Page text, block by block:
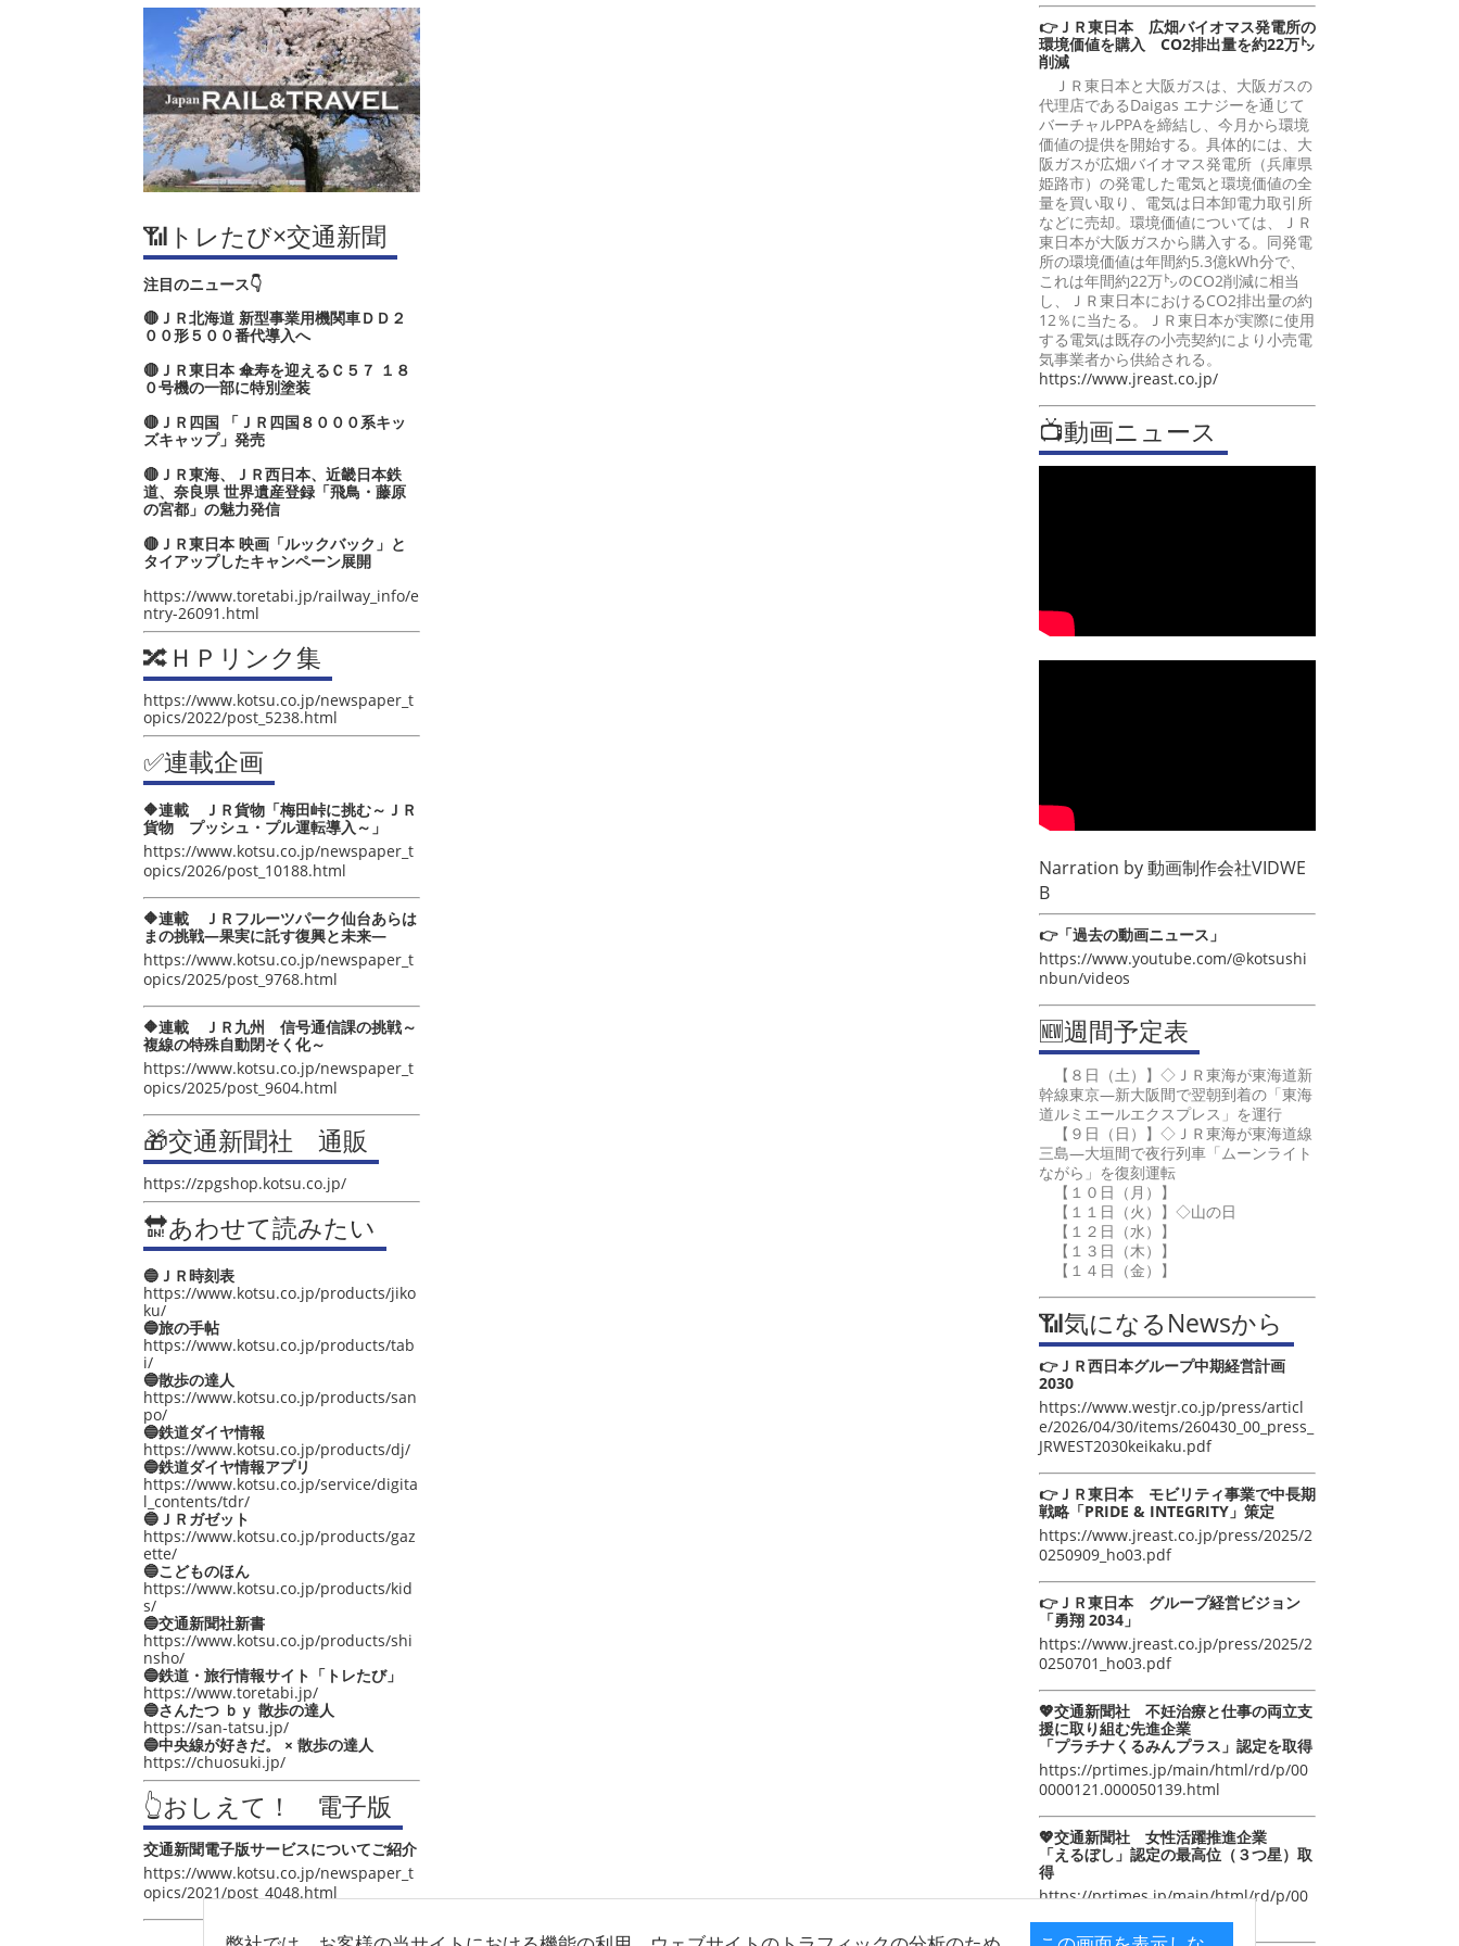
📶トレたび×交通新聞
注目のニュース👇
🔴ＪＲ北海道 新型事業用機関車ＤＤ２
００形５００番代導入へ
🔴ＪＲ東日本 傘寿を迎えるＣ５７ １８
０号機の一部に特別塗装
🔴ＪＲ四国 「ＪＲ四国８０００系キッ
ズキャップ」発売
🔴ＪＲ東海、ＪＲ西日本、近畿日本鉄
道、奈良県 世界遺産登録「飛鳥・藤原
の宮都」の魅力発信
🔴ＪＲ東日本 映画「ルックバック」と
タイアップしたキャンペーン展開
https://www.toretabi.jp/railway_info/e
ntry-26091.html
🔀ＨＰリンク集
https://www.kotsu.co.jp/newspaper_t
opics/2022/post_5238.html
✅連載企画
🔶連載 ＪＲ貨物「梅田峠に挑む～ＪＲ
貨物 プッシュ・プル運転導入～」
https://www.kotsu.co.jp/newspaper_t
opics/2026/post_10188.html
🔶連載 ＪＲフルーツパーク仙台あらは
まの挑戦―果実に託す復興と未来―
https://www.kotsu.co.jp/newspaper_t
opics/2025/post_9768.html
🔶連載 ＪＲ九州 信号通信課の挑戦～
複線の特殊自動閉そく化～
https://www.kotsu.co.jp/newspaper_t
opics/2025/post_9604.html
🎁交通新聞社 通販
https://zpgshop.kotsu.co.jp/
🔛あわせて読みたい
🔵ＪＲ時刻表
https://www.kotsu.co.jp/products/jiko
ku/
🔵旅の手帖
https://www.kotsu.co.jp/products/tab
i/
🔵散歩の達人
https://www.kotsu.co.jp/products/san
po/
🔵鉄道ダイヤ情報
https://www.kotsu.co.jp/products/dj/
🔵鉄道ダイヤ情報アプリ
https://www.kotsu.co.jp/service/digita
l_contents/tdr/
🔵ＪＲガゼット
https://www.kotsu.co.jp/products/gaz
ette/
🔵こどものほん
https://www.kotsu.co.jp/products/kid
s/
🔵交通新聞社新書
https://www.kotsu.co.jp/products/shi
nsho/
🔵鉄道・旅行情報サイト「トレたび」
https://www.toretabi.jp/
🔵さんたつ ｂｙ 散歩の達人
https://san-tatsu.jp/
🔵中央線が好きだ。 × 散歩の達人
https://chuosuki.jp/
👆おしえて！ 電子版
交通新聞電子版サービスについてご紹介
https://www.kotsu.co.jp/newspaper_t
opics/2021/post_4048.html
👉ＪＲ東日本 広畑バイオマス発電所の
環境価値を購入 CO2排出量を約22万㌧
削減
ＪＲ東日本と大阪ガスは、大阪ガスの
代理店であるDaigas エナジーを通じて
バーチャルPPAを締結し、今月から環境
価値の提供を開始する。具体的には、大
阪ガスが広畑バイオマス発電所（兵庫県
姫路市）の発電した電気と環境価値の全
量を買い取り、電気は日本卸電力取引所
などに売却。環境価値については、ＪＲ
東日本が大阪ガスから購入する。同発電
所の環境価値は年間約5.3億kWh分で、
これは年間約22万㌧のCO2削減に相当
し、ＪＲ東日本におけるCO2排出量の約
12％に当たる。ＪＲ東日本が実際に使用
する電気は既存の小売契約により小売電
気事業者から供給される。
https://www.jreast.co.jp/
📺動画ニュース
Narration by動画制作会社VIDWE
B
👉「過去の動画ニュース」
https://www.youtube.com/@kotsushi
nbun/videos
🆕週間予定表
【８日（土）】◇ＪＲ東海が東海道新
幹線東京―新大阪間で翌朝到着の「東海
道ルミエールエクスプレス」を運行
【９日（日）】◇ＪＲ東海が東海道線
三島―大垣間で夜行列車「ムーンライト
ながら」を復刻運転
【１０日（月）】
【１１日（火）】◇山の日
【１２日（水）】
【１３日（木）】
【１４日（金）】
📶気になるNewsから
👉ＪＲ西日本グループ中期経営計画
2030
https://www.westjr.co.jp/press/articl
e/2026/04/30/items/260430_00_press_
JRWEST2030keikaku.pdf
👉ＪＲ東日本 モビリティ事業で中長期
戦略「PRIDE & INTEGRITY」策定
https://www.jreast.co.jp/press/2025/2
0250909_ho03.pdf
👉ＪＲ東日本 グループ経営ビジョン
「勇翔 2034」
https://www.jreast.co.jp/press/2025/2
0250701_ho03.pdf
💖交通新聞社 不妊治療と仕事の両立支
援に取り組む先進企業
「プラチナくるみんプラス」認定を取得
https://prtimes.jp/main/html/rd/p/00
0000121.000050139.html
💖交通新聞社 女性活躍推進企業
「えるぼし」認定の最高位（３つ星）取
得
https://prtimes.jp/main/html/rd/p/00